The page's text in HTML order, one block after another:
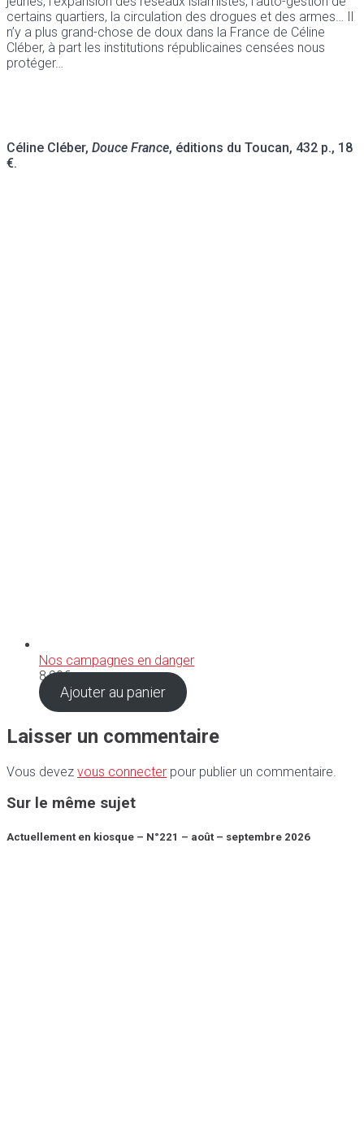
certains quartiers, la circulation des drogues et des armes… Il
n’y a plus grand-chose de doux dans la France de Céline
Cléber, à part les institutions républicaines censées nous
protéger…
Céline Cléber, Douce France, éditions du Toucan, 432 p., 18
€.
Nos campagnes en danger
8,90€
Ajouter au panier
Laisser un commentaire
Vous devez vous connecter pour publier un commentaire.
Sur le même sujet
Actuellement en kiosque – N°221 – août – septembre 2026